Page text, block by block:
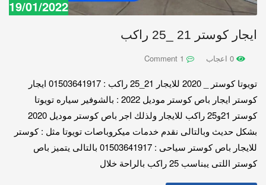
19/01/2022
ايجار كوستر 21 _25 راكب
تويوتا كوستر _ 2020 للايجار 21_25 راكب : 01503641917 ايجار
كوستر ايجار باص كوستر موديل 2022 : بالشوفير سياره تويوتا
كوستر 21و25 راكب للايجار ولذلك اجر باص كوستر موديل 2020
بشكل حديث وبالتالى نقدم خدمات ميكروباصات تويوتا مثل : كوستر
للايجار باص كوستر سياحى : 01503641917 بالتالى يتميز باص
كوستر اللتى يبناسب 25 راكب بالراحة خلال